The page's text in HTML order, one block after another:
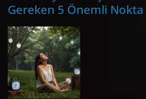
Gereken 5 Önemli Nokta